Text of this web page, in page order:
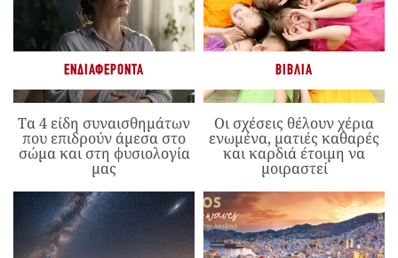
ΕΝΔΙΑΦΈΡΟΝΤΑ
Τα 4 είδη συναισθημάτων
που επιδρούν άμεσα στο
σώμα και στη φυσιολογία
μας
ΒΙΒΛΊΑ
Οι σχέσεις θέλουν χέρια
ενωμένα, ματιές καθαρές
και καρδιά έτοιμη να
μοιραστεί